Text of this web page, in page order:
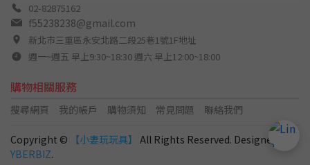
02-82875162
f55238238@gmail.com
新北市三重區永安北路二段25巷1號1F地址
週一~週五 早上9:30~18:30 週六 早上12:00~18:00
購物相關服務
搜尋網頁 我的帳戶 購物須知 常見問題 聯絡我們
Copyright © 【小妻玩玩具】 All Rights Reserved. Designed by
C
YBERBIZ.